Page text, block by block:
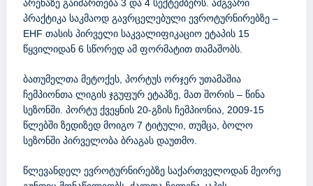
არენაზე გაიმართება 3 და 4 სექტემბერს. ამგვარი
პრაქტიკა საკმაოდ გავრცელებული ევროტურნირებზე –
EHF თასის პირველი საკვალიფიკაციო ეტაპის 15
წყვილიდან 6 სწორედ ამ ფორმატით თამაშობს.
ბათუმელთა მეტოქეს, პორტუს ორჯერ უთამაშია
ჩემპიონთა ლიგის ჯგუფურ ეტაპზე, მათ შორის – წინა
სეზონში. პორტუ ქვეყნის 20-გზის ჩემპიონია, 2009-15
წლებში ზედიზედ მოიგო 7 ტიტული, თუმცა, ბოლო
სეზონში პირველობა ბრაგას დაუთმო.
წლევანდელ ევროტურნირებზე საქართველოდან მეორე